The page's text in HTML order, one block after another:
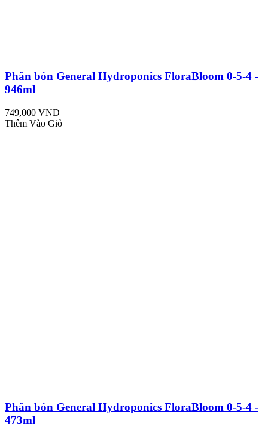
Phân bón General Hydroponics FloraBloom 0-5-4 -
946ml
749,000 VND
Thêm Vào Giỏ
Phân bón General Hydroponics FloraBloom 0-5-4 -
473ml